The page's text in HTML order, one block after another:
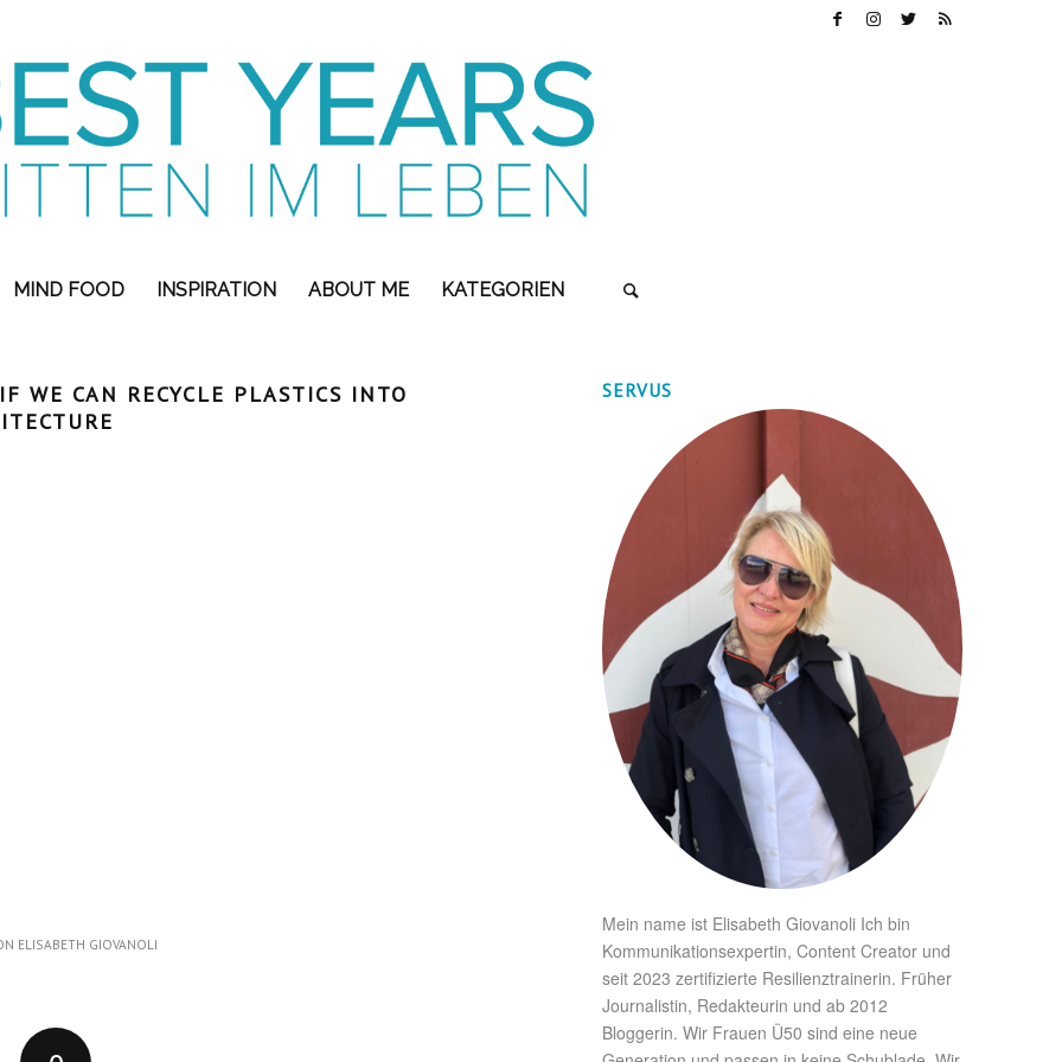
MIND FOOD INSPIRATION ABOUT ME KATEGORIEN
WE CAN RECYCLE PLASTICS INTO
ELISABETH GIOVANOLI
SERVUS
Mein name ist Elisabeth Giovanoli Ich bin
Kommunikationsexpertin, Content Creator und
seit 2023 zertifizierte Resilienztrainerin. Früher
Journalistin, Redakteurin und ab 2012
Bloggerin. Wir Frauen Ü50 sind eine neue